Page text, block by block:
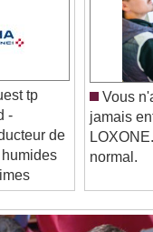
Backward
Skip
0:00
:-
LIVE
live, currently behind live
Time-0:00
tp
-
de
Vous
jamais